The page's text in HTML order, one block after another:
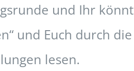
und Ihr könnt
und Euch durch die
lesen.